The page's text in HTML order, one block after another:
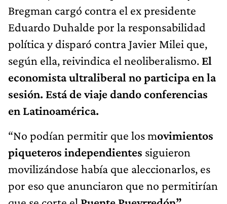
Bregman cargó contra el ex presidente
Eduardo Duhalde por la responsabilidad
política y disparó contra Javier Milei que,
según ella, reivindica el neoliberalismo. El
economista ultraliberal no participa en la
sesión. Está de viaje dando conferencias
en Latinoamérica.
“No podían permitir que los movimientos
piqueteros independientes siguieron
movilizándose había que aleccionarlos, es
por eso que anunciaron que no permitirían